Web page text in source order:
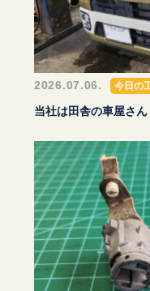
2026.07.06. 今日の
当社は田舎の車屋さん